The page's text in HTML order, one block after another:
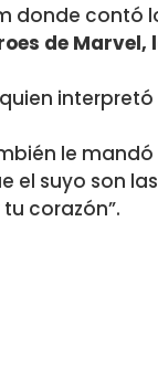
donde contó
de Marvel,
le mandó
el suyo son
corazón”.